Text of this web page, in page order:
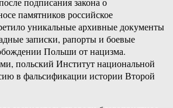
памятников российское
уникальные архивные документы
записки, рапорты и боевые
Польши от нацизма.
польский Институт национальной
в фальсификации истории Второй